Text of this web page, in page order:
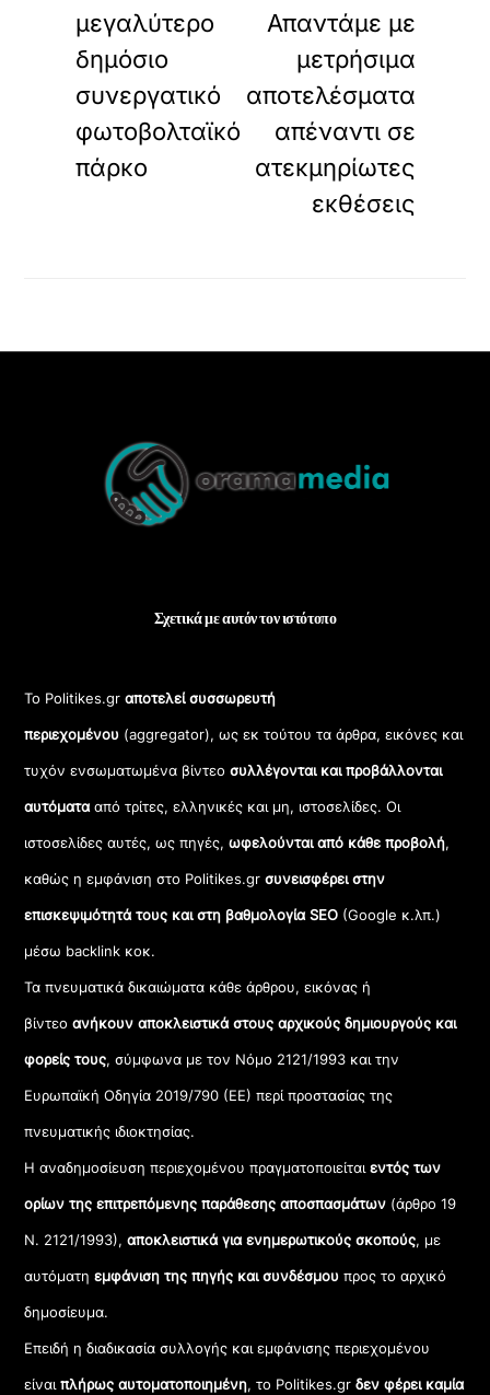
μεγαλύτερο
δημόσιο
συνεργατικό
φωτοβολταϊκό
πάρκο
Απαντάμε με
μετρήσιμα
αποτελέσματα
απέναντι σε
ατεκμηρίωτες
εκθέσεις
Top
Σχετικά με αυτόν τον ιστότοπο
Το Politikes.grαποτελεί συσσωρευτή
περιεχομένου (aggregator), ως εκ τούτου τα άρθρα, εικόνες και
τυχόν ενσωματωμένα βίντεοσυλλέγονται και προβάλλονται
αυτόματααπό τρίτες, ελληνικές και μη, ιστοσελίδες. Οι
ιστοσελίδες αυτές, ως πηγές,ωφελούνται από κάθε προβολή,
καθώς η εμφάνιση στο Politikes.gr συνεισφέρει στην
επισκεψιμότητά τους και στη βαθμολογία SEO (Google κ.λπ.)
μέσω backlink κοκ.
Τα πνευματικά δικαιώματα κάθε άρθρου, εικόνας ή
βίντεοανήκουν αποκλειστικά στους αρχικούς δημιουργούς και
φορείς τους, σύμφωνα με τον Νόμο 2121/1993 και την
Ευρωπαϊκή Οδηγία 2019/790 (ΕΕ) περί προστασίας της
πνευματικής ιδιοκτησίας.
Η αναδημοσίευση περιεχομένου πραγματοποιείταιεντός των
ορίων της επιτρεπόμενης παράθεσης αποσπασμάτων (άρθρο 19
Ν. 2121/1993), αποκλειστικά για ενημερωτικούς σκοπούς, με
αυτόματηεμφάνιση της πηγής και συνδέσμου προς το αρχικό
δημοσίευμα.
Επειδή η διαδικασία συλλογής και εμφάνισης περιεχομένου
είναιπλήρως αυτοματοποιημένη, το Politikes.grδεν φέρει καμία